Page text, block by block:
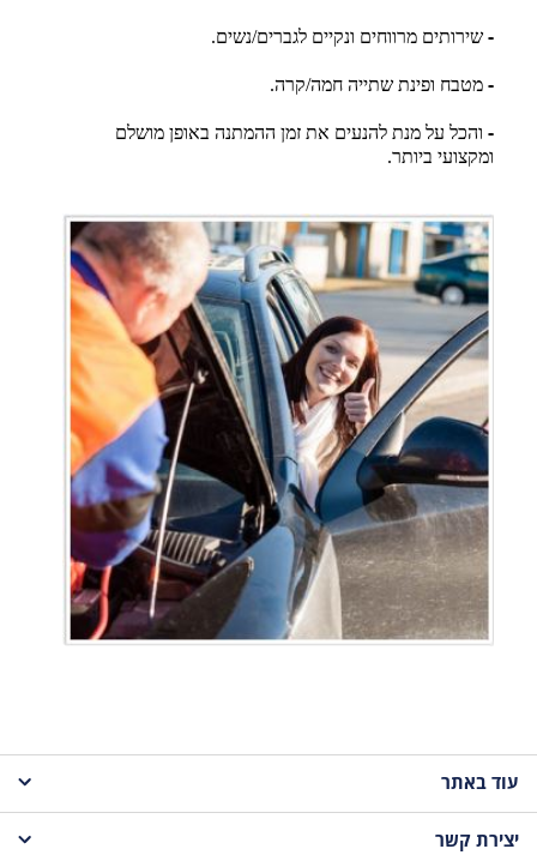
- שירותים מרווחים ונקיים לגברים/נשים.
- מטבח ופינת שתייה חמה/קרה.
- והכל על מנת להנעים את זמן ההמתנה באופן מושלם
ומקצועי ביותר.
עוד באתר
דף הבית
יצירת קשר